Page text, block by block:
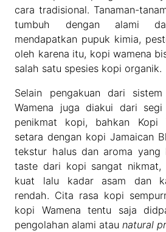
cara tradisional. Tanaman-
tumbuh dengan alami
mendapatkan pupuk kimia,
oleh karena itu, kopi wamena
salah satu spesies kopi organik.
Selain pengakuan dari
Wamena juga diakui dari
penikmat kopi, bahkan Kopi
setara dengan kopi Jamaican
tekstur halus dan aroma yang
taste dari kopi sangat nikmat,
kuat lalu kadar asam dan
rendah. Cita rasa kopi
kopi Wamena tentu saja
pengolahan alami ataunatural